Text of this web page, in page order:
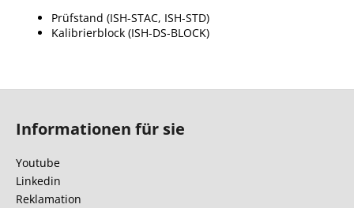
Prüfstand (ISH-STAC, ISH-STD)
Kalibrierblock (ISH-DS-BLOCK)
Informationen für sie
Youtube
Linkedin
Reklamation